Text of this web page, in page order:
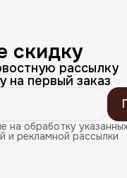
скидку
рассылку
на первый заказ
на обработку
и рекламной рассылки